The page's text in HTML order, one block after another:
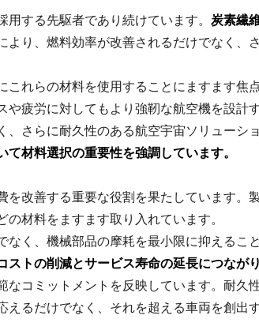
する先駆者であり続けています。 炭素繊
より、燃料効率が改善されるだけでなく、
れらの材料を使用することにますます焦
疲労に対してもより強靭な航空機を設計
さらに耐久性のある航空宇宙ソリューシ
材料選択の重要性を強調しています。
改善する重要な役割を果たしています。
材料をますます取り入れています。
く、機械部品の摩耗を最小限に抑えるこ
トの削減とサービス寿命の延長につながり
コミットメントを反映しています。耐久
るだけでなく、それを超える車両を創出